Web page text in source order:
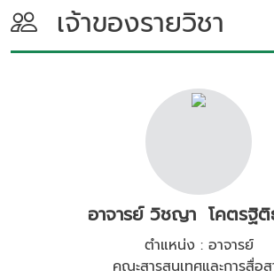
เจ้าของรายวิชา
อาจารย์ วิชญา โคตรฐิติ
ตำแหน่ง : อาจารย์
คณะสารสนเทศและการสื่อส